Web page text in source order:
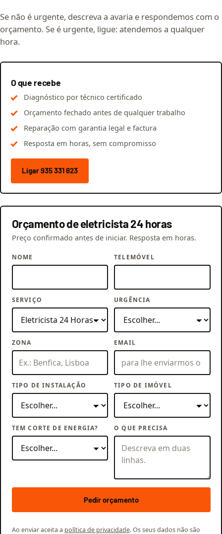
Se não é urgente, descreva a avaria e respondemos com o
orçamento. Se é urgente, ligue: atendemos a qualquer
hora.
O que recebe
Diagnóstico por técnico certificado
Orçamento fechado antes de qualquer trabalho
Reparação com garantia legal e factura
Resposta em horas, sem compromisso
Ligar 935 331 823
Orçamento de eletricista 24 horas
Preço confirmado antes de iniciar. Resposta em horas.
NOME TELEMÓVEL
SERVIÇO URGÊNCIA
ZONA EMAIL
TIPO DE INSTALAÇÃO TIPO DE IMÓVEL
TEM CORTE DE ENERGIA? O QUE PRECISA
Pedir orçamento
Ao enviar aceita a política de privacidade. Os seus dados não são